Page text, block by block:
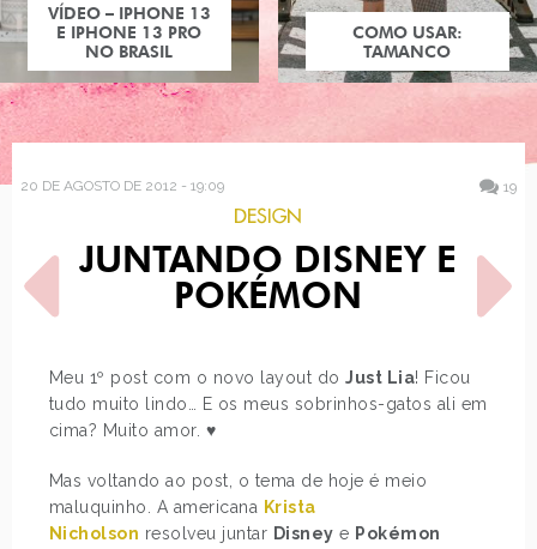
COMO USAR:
TAMANCO
COMO USAR:
BLUSA UM OMBRO
SÓ
20 DE AGOSTO DE 2012 - 19:09 19
DESIGN
JUNTANDO DISNEY E
POKÉMON
Meu 1º post com o novo layout doJust Lia! Ficou
tudo muito lindo… E os meus sobrinhos-gatos ali em
cima? Muito amor. ♥
Mas voltando ao post, o tema de hoje é meio
maluquinho. A americana Krista
Nicholson resolveu juntar Disney e Pokémon
POST ANTERIOR
MINNIE MOUSE FASHION
PRÓXIMO POST